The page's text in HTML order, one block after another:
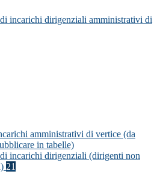
incarichi dirigenziali amministrativi di
amministrativi di vertice (da
in tabelle)
incarichi dirigenziali (dirigenti non
21